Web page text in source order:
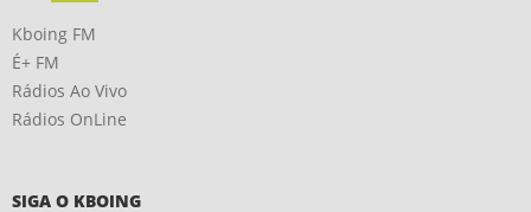
Kboing FM
É+ FM
Rádios Ao Vivo
Rádios OnLine
SIGA O KBOING